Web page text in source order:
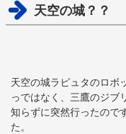
天空の城？？
天空の城ラピュタのロボ
っではなく、三鷹のジブ
知らずに突然行ったので
た。